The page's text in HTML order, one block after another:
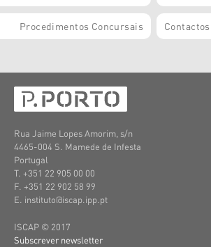
Procedimentos Concursais Contactos
Rua Jaime Lopes Amorim, s/n
4465-004 S. Mamede de Infesta
Portugal
T. +351 22 905 00 00
F. +351 22 902 58 99
E. instituto@iscap.ipp.pt
ISCAP © 2017
Subscrever newsletter